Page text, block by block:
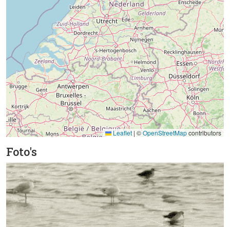
Leaflet| ©OpenStreetMapcontributors
Foto's